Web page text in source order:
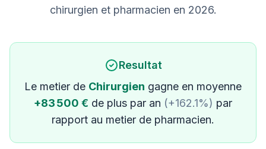
chirurgien et pharmacien en 2026.
Resultat
Le metier de Chirurgien gagne en moyenne
+83 500 € de plus par an (+162.1%) par
rapport au metier de pharmacien.